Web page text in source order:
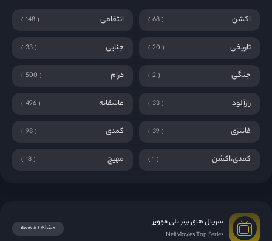
اکشن 68 انتقامی 148
تاریخی 20 جنایی 33
جنگی 2 درام 500
رازآلود 33 عاشقانه 496
فانتزی 39 کمدی 98
کمدی،اکشن 1 مهیج 18
سریال های برتر نلی موویز
NeliMovies Top Series
مشاهده همه